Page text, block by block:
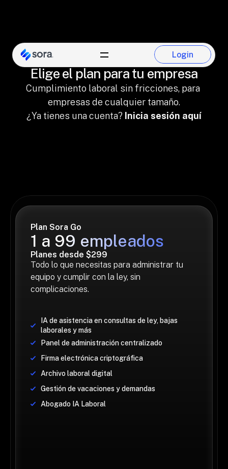
Login
Login
Elige el plan para tu empresa
Cumplimiento laboral sin fricciones, para
empresas de cualquier tamaño.
¿Ya tienes una cuenta? Inicia sesión aquí
Plan Sora Go
1 a 99 empleados
Planes desde $299
Todo lo que necesitas para administrar tu
equipo y cumplir con la ley, sin
complicaciones.
IA de asistencia en consultas de ley, bajas
laborales y más
Panel de administración centralizado
Firma electrónica criptográfica
Archivo laboral digital
Gestión de vacaciones y demandas
Abogado IA Laboral